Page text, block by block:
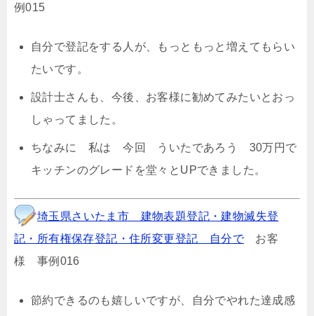
例015
自分で登記をする人が、もっともっと増えてもらい
たいです。
設計士さんも、今後、お客様に勧めてみたいとおっ
しゃってました。
ちなみに 私は 今回 ういたであろう 30万円で
キッチンのグレードを堂々とUPできました。
埼玉県さいたま市 建物表題登記・建物滅失登
記・所有権保存登記・住所変更登記 自分でお客
様 事例016
節約できるのも嬉しいですが、自分でやれた達成感